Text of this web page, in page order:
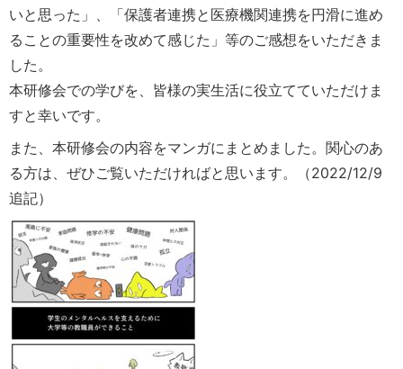
いと思った」、「保護者連携と医療機関連携を円滑に進め
ることの重要性を改めて感じた」等のご感想をいただきま
した。
本研修会での学びを、皆様の実生活に役立てていただけま
すと幸いです。
また、本研修会の内容をマンガにまとめました。関心のあ
る方は、ぜひご覧いただければと思います。（2022/12/9
追記）